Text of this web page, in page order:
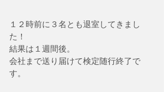
１２時前に３名とも退室してきまし
た！
結果は１週間後。
会社まで送り届けて検定随行終了で
す。